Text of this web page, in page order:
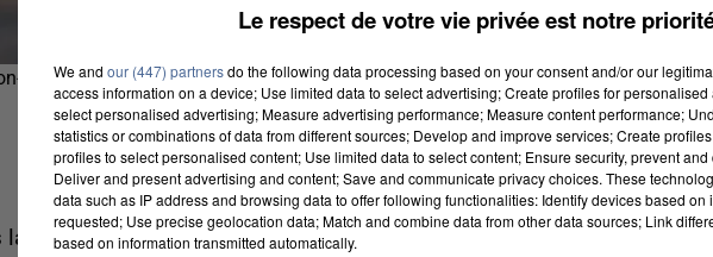
service
moyenne française en Essonne. Le litre de gazole oscille entre 2,14
Le respect de votre vie privée est notre
We and our (447) partnersdo the following data processing based on your consent and/or our
access information on a device; Use limited data to select advertising; Create profiles for
select personalised advertising; Measure advertising performance; Measure content performance;
statistics or combinations of data from different sources; Develop and improve services; Create
profiles to select personalised content; Use limited data to select content; Ensure security, prevent
Deliver and present advertising and content; Save and communicate privacy choices. These
data such as IP address and browsing data to offer following functionalities: Identify devices based on
requested; Use precise geolocation data; Match and combine data from other data sources; Link
based on information transmitted automatically.